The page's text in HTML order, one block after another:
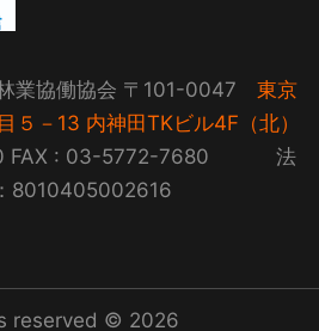
業協働協会 〒101-0047 東京
５－13 内神田TKビル4F（北）
FAX : 03-5772-7680 法
8010405002616
reserved © 2026